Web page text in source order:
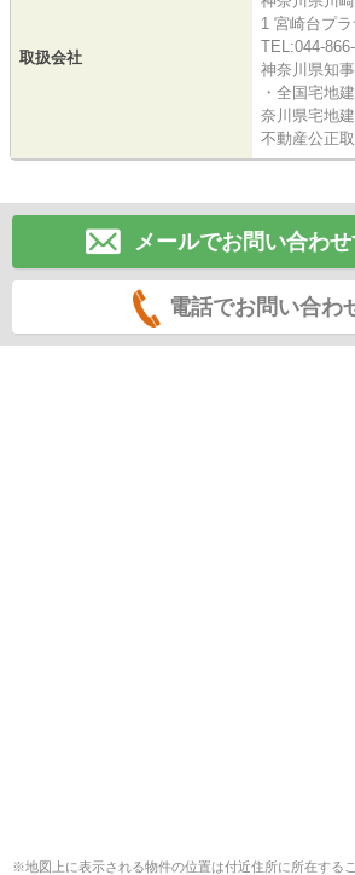
取扱会社
1 宮崎台プ
TEL:044-
神奈川県知
・全国宅地
奈川県宅地
不動産公正
メールでお問い合わ
電話でお問い合わ
※地図上に表示される物件の位置は付近住所に所在する